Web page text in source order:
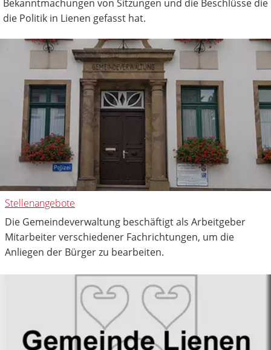
Bekanntmachungen von Sitzungen und die Beschlüsse die
die Politik in Lienen gefasst hat.
Stellenangebote
Die Gemeindeverwaltung beschäftigt als Arbeitgeber
Mitarbeiter verschiedener Fachrichtungen, um die
Anliegen der Bürger zu bearbeiten.